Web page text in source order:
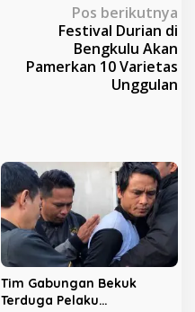
Pos berikutnya
Festival Durian di
Bengkulu Akan
Pamerkan 10 Varietas
Unggulan
Tim Gabungan Bekuk
Terduga Pelaku